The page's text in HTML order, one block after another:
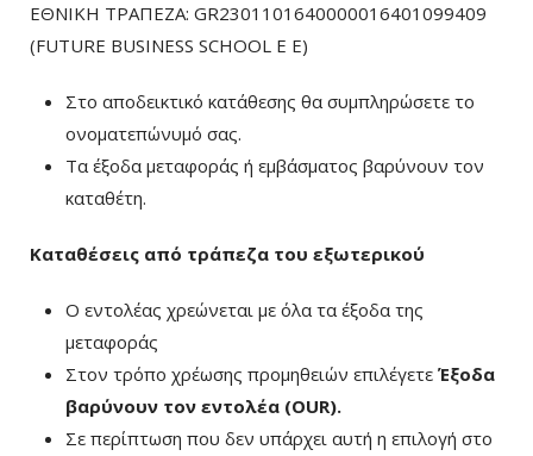
ΕΘΝΙΚΗ ΤΡΑΠΕΖΑ: GR2301101640000016401099409
(FUTURE BUSINESS SCHOOL E E)
Στο αποδεικτικό κατάθεσης θα συμπληρώσετε το
ονοματεπώνυμό σας.
Τα έξοδα μεταφοράς ή εμβάσματος βαρύνουν τον
καταθέτη.
Καταθέσεις από τράπεζα του εξωτερικού
Ο εντολέας χρεώνεται με όλα τα έξοδα της
μεταφοράς
Στον τρόπο χρέωσης προμηθειών επιλέγετε Έξοδα
βαρύνουν τον εντολέα (ΟUR).
Σε περίπτωση που δεν υπάρχει αυτή η επιλογή στο